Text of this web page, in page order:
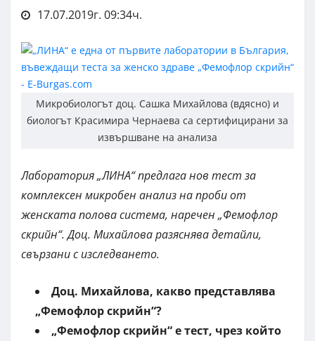
17.07.2019г. 09:34ч.
Микробиологът доц. Сашка Михайлова (вдясно) и
биологът Красимира Чернаева са сертифицирани за
извършване на анализа
Лаборатория „ЛИНА“ предлага нов тест за
комплексен микробен анализ на проби от
женската полова система, наречен „Фемофлор
скрийн“. Доц. Михайлова разяснява детайли,
свързани с изследването.
Доц. Михайлова, какво представлява
„Фемофлор скрийн“?
„Фемофлор скрийн“е тест, чрез който